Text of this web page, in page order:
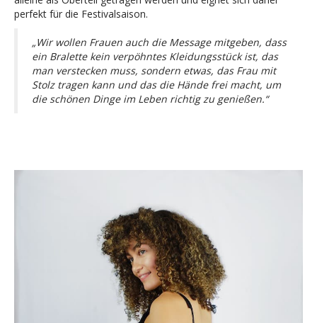
perfekt für die Festivalsaison.
„Wir wollen Frauen auch die Message mitgeben, dass
ein Bralette kein verpöhntes Kleidungsstück ist, das
man verstecken muss, sondern etwas, das Frau mit
Stolz tragen kann und das die Hände frei macht, um
die schönen Dinge im Leben richtig zu genießen.“